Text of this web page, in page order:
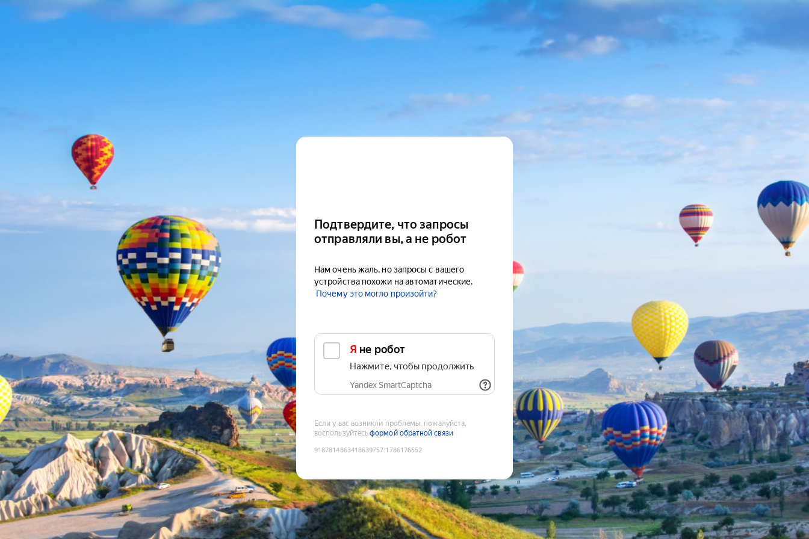
Подтвердите, что запросы
отправляли вы, а не робот
Нам очень жаль, но запросы с вашего
устройства похожи на автоматические.
Почему это могло произойти?
Я не робот
Нажмите, чтобы продолжить
Yandex SmartCaptcha
Если у вас возникли проблемы, пожалуйста,
воспользуйтесьформой обратной связи
9187814863418639757:1786176552